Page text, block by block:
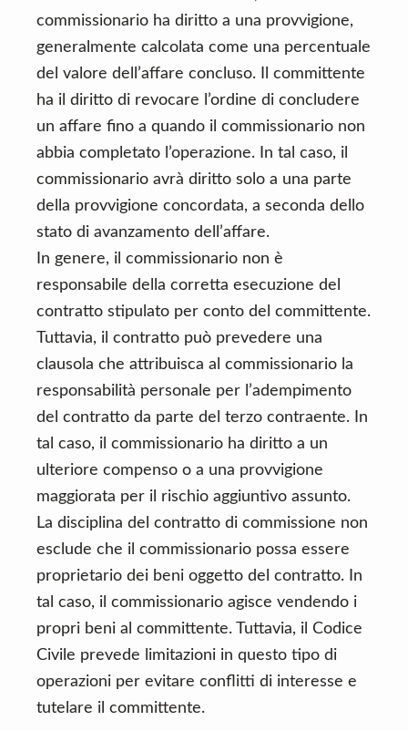
commissionario ha diritto a una provvigione,
generalmente calcolata come una percentuale
del valore dell’affare concluso. Il committente
ha il diritto di revocare l’ordine di concludere
un affare fino a quando il commissionario non
abbia completato l’operazione. In tal caso, il
commissionario avrà diritto solo a una parte
della provvigione concordata, a seconda dello
stato di avanzamento dell’affare.
In genere, il commissionario non è
responsabile della corretta esecuzione del
contratto stipulato per conto del committente.
Tuttavia, il contratto può prevedere una
clausola che attribuisca al commissionario la
responsabilità personale per l’adempimento
del contratto da parte del terzo contraente. In
tal caso, il commissionario ha diritto a un
ulteriore compenso o a una provvigione
maggiorata per il rischio aggiuntivo assunto.
La disciplina del contratto di commissione non
esclude che il commissionario possa essere
proprietario dei beni oggetto del contratto. In
tal caso, il commissionario agisce vendendo i
propri beni al committente. Tuttavia, il Codice
Civile prevede limitazioni in questo tipo di
operazioni per evitare conflitti di interesse e
tutelare il committente.